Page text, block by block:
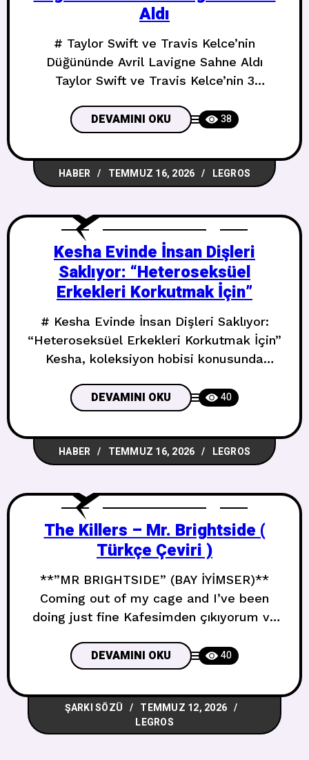
Aldı
# Taylor Swift ve Travis Kelce’nin
Düğününde Avril Lavigne Sahne Aldı
Taylor Swift ve Travis Kelce’nin 3
sızmaya devam ediyor. Bu kez ortaya
çıkan isim: Avril Lavigne. ## Madison
Square Garden’da Tarihi Gece New
York’un ikonik Madison Square
McAfee Show’da yaptığı açıklamaya
DEVAMINI OKU 38
HABER TEMMUZ 16, 2026 LEGROS
Kesha Evinde İnsan Dişleri
Saklıyor: “Heteroseksüel
Erkekleri Korkutmak İçin”
# Kesha Evinde İnsan Dişleri Saklıyor:
“Heteroseksüel Erkekleri Korkutmak İçin”
Kesha, koleksiyon hobisi konusunda
yaptı. ## Yıllar Önce Başlayan Alışkanlık
Çarşamba günü Las Culturistas
podcast’ine konuk olan 39 yaşındaki
şarkıcı, sunucular Bowen Yang ve Matt
Evet, topluyorum. Gönderin bana.
DEVAMINI OKU 40
HABER TEMMUZ 16, 2026 LEGROS
The Killers – Mr. Brightside (
Türkçe Çeviri )
**”MR BRIGHTSIDE” (BAY İYİMSER)**
Coming out of my cage and I’ve been
doing just fine Kafesimden çıkıyorum ve
because I want it all Hazır olmalıyım
çünkü hepsini istiyorum It started out
with a kiss how did it end up like this Bir
öpücükle başladı, nasıl bu hale geldi?
DEVAMINI OKU 40
ŞARKI SÖZÜ
TEMMUZ 12, 2026
LEGROS